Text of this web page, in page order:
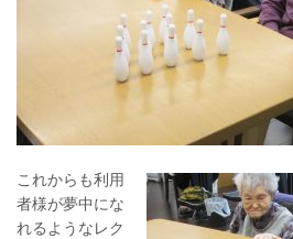
これからも利用
者様が夢中にな
れるようなレク